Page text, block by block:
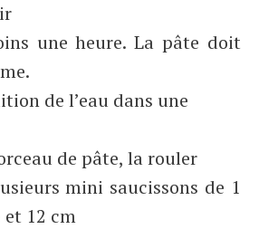
une heure. La pâte doit
de l’eau dans une
de pâte, la rouler
mini saucissons de 1
12 cm